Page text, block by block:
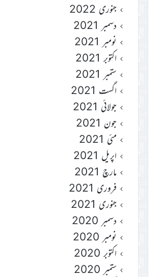
جنوری 2022
دسمبر 2021
نومبر 2021
اکتوبر 2021
ستمبر 2021
اگست 2021
جولائی 2021
جون 2021
مئی 2021
اپریل 2021
مارچ 2021
فروری 2021
جنوری 2021
دسمبر 2020
نومبر 2020
اکتوبر 2020
ستمبر 2020